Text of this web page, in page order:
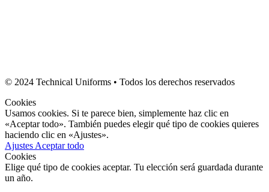
© 2024 Technical Uniforms • Todos los derechos reservados
Cookies
Usamos cookies. Si te parece bien, simplemente haz clic en
«Aceptar todo». También puedes elegir qué tipo de cookies quieres
haciendo clic en «Ajustes».
Ajustes Aceptar todo
Cookies
Elige qué tipo de cookies aceptar. Tu elección será guardada durante
un año.